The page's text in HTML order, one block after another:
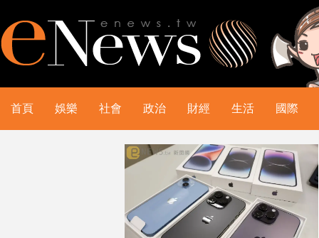
首頁 娛樂 社會 政治 財經 生活 國際